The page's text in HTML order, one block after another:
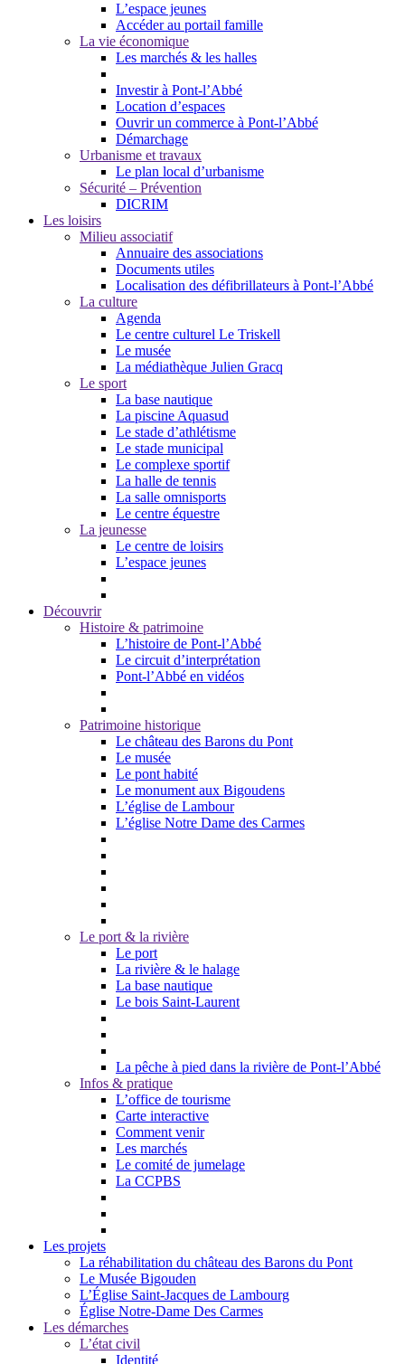
L’espace jeunes
Accéder au portail famille
La vie économique
Les marchés & les halles
Investir à Pont-l’Abbé
Location d’espaces
Ouvrir un commerce à Pont-l’Abbé
Démarchage
Urbanisme et travaux
Le plan local d’urbanisme
Sécurité – Prévention
DICRIM
Les loisirs
Milieu associatif
Annuaire des associations
Documents utiles
Localisation des défibrillateurs à Pont-l’Abbé
La culture
Agenda
Le centre culturel Le Triskell
Le musée
La médiathèque Julien Gracq
Le sport
La base nautique
La piscine Aquasud
Le stade d’athlétisme
Le stade municipal
Le complexe sportif
La halle de tennis
La salle omnisports
Le centre équestre
La jeunesse
Le centre de loisirs
L’espace jeunes
Découvrir
Histoire & patrimoine
L’histoire de Pont-l’Abbé
Le circuit d’interprétation
Pont-l’Abbé en vidéos
Patrimoine historique
Le château des Barons du Pont
Le musée
Le pont habité
Le monument aux Bigoudens
L’église de Lambour
L’église Notre Dame des Carmes
Le port & la rivière
Le port
La rivière & le halage
La base nautique
Le bois Saint-Laurent
La pêche à pied dans la rivière de Pont-l’Abbé
Infos & pratique
L’office de tourisme
Carte interactive
Comment venir
Les marchés
Le comité de jumelage
La CCPBS
Les projets
La réhabilitation du château des Barons du Pont
Le Musée Bigouden
L’Église Saint-Jacques de Lambourg
Église Notre-Dame Des Carmes
Les démarches
L’état civil
Identité